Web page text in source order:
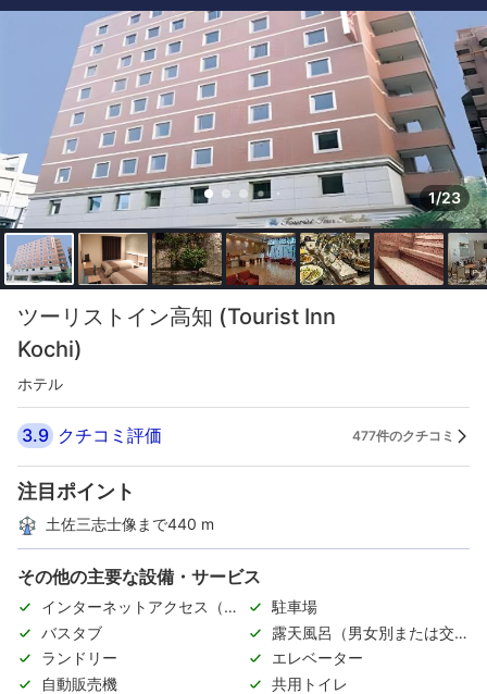
1/23
ツーリストイン高知 (Tourist Inn
Kochi)
ホテル
3.9 クチコミ評価 477件のクチコミ
注目ポイント
土佐三志士像まで440 m
その他の主要な設備・サービス
インターネットアクセス（無
料）
駐車場
バスタブ
露天風呂（男女別または交代
制）
ランドリー
エレベーター
自動販売機
共用トイレ